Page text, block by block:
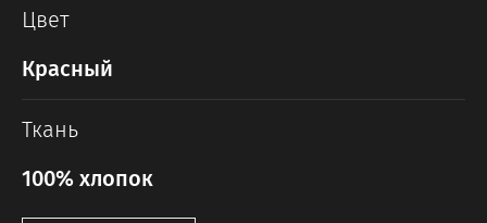
Цвет
Красный
Ткань
100% хлопок